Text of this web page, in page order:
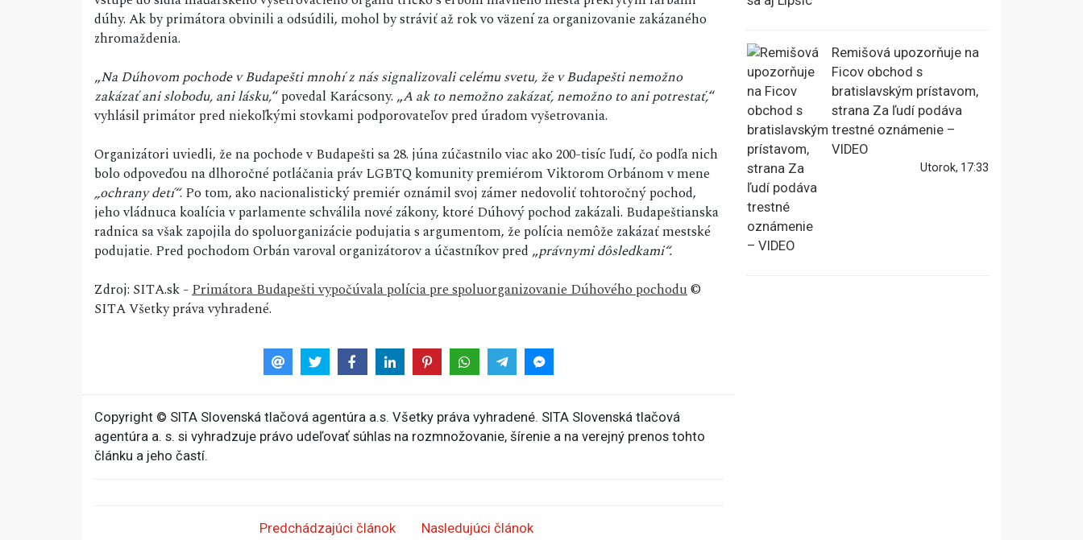
dúhy. Ak by primátora obvinili a odsúdili, mohol by stráviť až rok vo väzení za organizovanie zakázaného
zhromaždenia.
„Na Dúhovom pochode v Budapešti mnohí z nás signalizovali celému svetu, že v Budapešti nemožno
zakázať ani slobodu, ani lásku,“ povedal Karácsony. „A ak to nemožno zakázať, nemožno to ani potrestať,“
vyhlásil primátor pred niekoľkými stovkami podporovateľov pred úradom vyšetrovania.
Organizátori uviedli, že na pochode v Budapešti sa 28. júna zúčastnilo viac ako 200-tisíc ľudí, čo podľa nich
bolo odpoveďou na dlhoročné potláčania práv LGBTQ komunity premiérom Viktorom Orbánom v mene
„ochrany detí“. Po tom, ako nacionalistický premiér oznámil svoj zámer nedovoliť tohtoročný pochod,
jeho vládnuca koalícia v parlamente schválila nové zákony, ktoré Dúhový pochod zakázali. Budapeštianska
radnica sa však zapojila do spoluorganizácie podujatia s argumentom, že polícia nemôže zakázať mestské
podujatie. Pred pochodom Orbán varoval organizátorov a účastníkov pred „právnymi dôsledkami“.
Zdroj: SITA.sk -Primátora Budapešti vypočúvala polícia pre spoluorganizovanie Dúhového pochodu©
SITA Všetky práva vyhradené.
Remišová upozorňuje na
Ficov obchod s
bratislavským prístavom,
strana Za ľudí podáva
trestné oznámenie –
VIDEO
Utorok, 17:33
Copyright © SITA Slovenská tlačová agentúra a.s. Všetky práva vyhradené. SITA Slovenská tlačová
agentúra a. s. si vyhradzuje právo udeľovať súhlas na rozmnožovanie, šírenie a na verejný prenos tohto
článku a jeho častí.
Predchádzajúci článok Nasledujúci článok